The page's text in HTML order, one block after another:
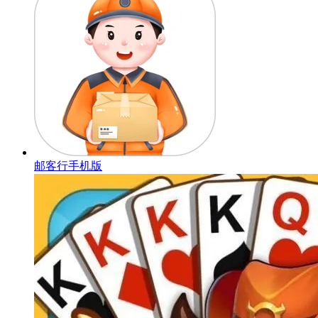
邮客行手机版